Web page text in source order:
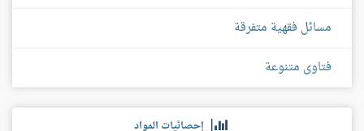
مسائل فقهية متفرقة
فتاوى متنوعة
إحصائيات المواد